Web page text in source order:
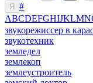
Я
#
ABCDEFGHIJKLMN
звукорежиссер в
звукотехник
земледел
землекоп
землеустроитель